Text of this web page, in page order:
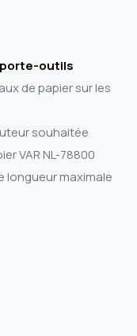
outils
de papier sur les
souhaitée
VAR NL-78800
longueur maximale